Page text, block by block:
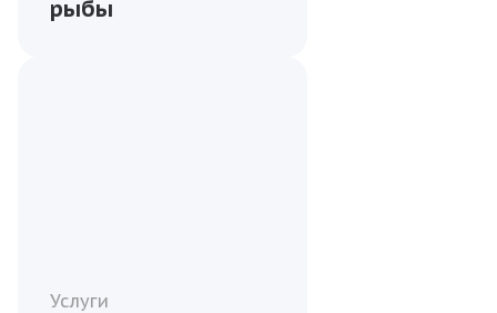
рыбы
Услуги